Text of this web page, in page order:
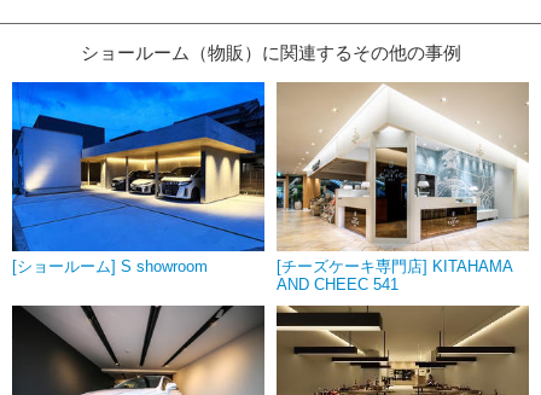
ショールーム（物販）に関連するその他の事例
[ショールーム] S showroom
[チーズケーキ専門店] KITAHAMA
AND CHEEC 541